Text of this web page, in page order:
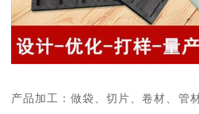
产品加工：做袋、切片、卷材、管